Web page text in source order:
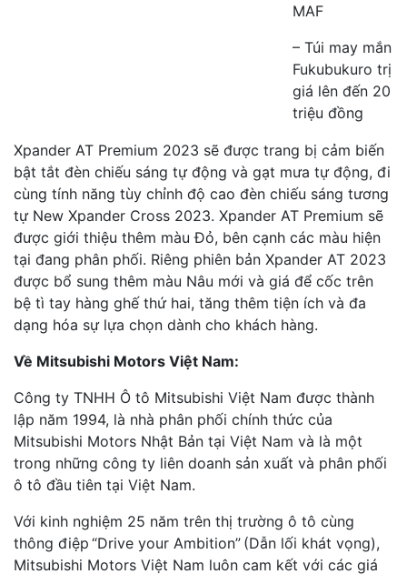
MAF
– Túi may mắn
Fukubukuro trị
giá lên đến 20
triệu đồng
Xpander AT Premium 2023 sẽ được trang bị cảm biến
bật tắt đèn chiếu sáng tự động và gạt mưa tự động, đi
cùng tính năng tùy chỉnh độ cao đèn chiếu sáng tương
tự New Xpander Cross 2023. Xpander AT Premium sẽ
được giới thiệu thêm màu Đỏ, bên cạnh các màu hiện
tại đang phân phối. Riêng phiên bản Xpander AT 2023
được bổ sung thêm màu Nâu mới và giá để cốc trên
bệ tì tay hàng ghế thứ hai, tăng thêm tiện ích và đa
dạng hóa sự lựa chọn dành cho khách hàng.
Về Mitsubishi Motors Việt Nam:
Công ty TNHH Ô tô Mitsubishi Việt Nam được thành
lập năm 1994, là nhà phân phối chính thức của
Mitsubishi Motors Nhật Bản tại Việt Nam và là một
trong những công ty liên doanh sản xuất và phân phối
ô tô đầu tiên tại Việt Nam.
Với kinh nghiệm 25 năm trên thị trường ô tô cùng
thông điệp “Drive your Ambition” (Dẫn lối khát vọng),
Mitsubishi Motors Việt Nam luôn cam kết với các giá